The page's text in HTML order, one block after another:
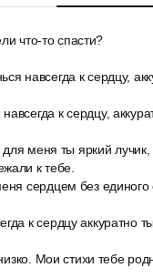
что-то спасти?
навсегда к сердцу,
к сердцу,
меня ты яркий
к тебе.
сердцем без
к сердцу аккуратно
Мои стихи тебе